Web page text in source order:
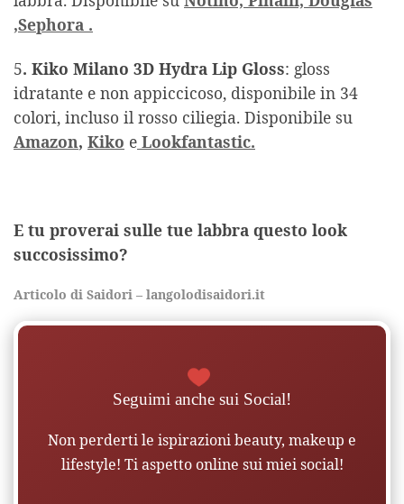
,Sephora .
5. Kiko Milano 3D Hydra Lip Gloss: gloss
idratante e non appiccicoso, disponibile in 34
colori, incluso il rosso ciliegia. Disponibile su
Amazon, Kiko e Lookfantastic.
E tu proverai sulle tue labbra questo look
succosissimo?
Articolo di Saidori – langolodisaidori.it
Seguimi anche sui Social!
Non perderti le ispirazioni beauty, makeup e
lifestyle! Ti aspetto online sui miei social!